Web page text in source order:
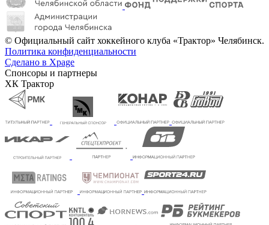
© Официальный сайт хоккейного клуба «Трактор» Челябинск.
Политика конфиденциальности
Сделано в Xpage
Спонсоры и партнеры
ХК Трактор